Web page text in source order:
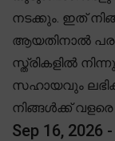
നടക്കും. ഇത്
ആയതിനാൽ
സ്ത്രികളിൽ
സഹായവും
നിങ്ങൾക്ക്
Sep 16, 2026